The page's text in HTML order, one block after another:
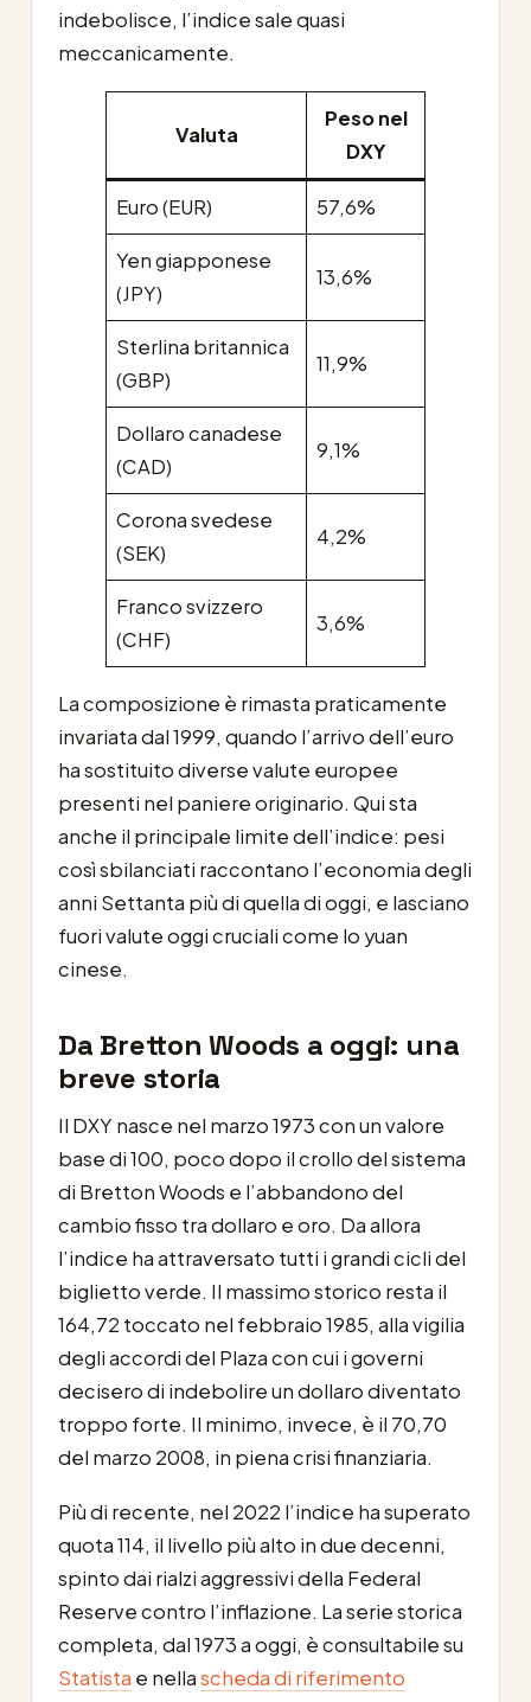
indebolisce, l’indice sale quasi
meccanicamente.
Valuta
Peso nel
DXY
Euro (EUR) 57,6%
Yen giapponese
(JPY)
13,6%
Sterlina britannica
(GBP)
11,9%
Dollaro canadese
(CAD)
9,1%
Corona svedese
(SEK)
4,2%
Franco svizzero
(CHF)
3,6%
La composizione è rimasta praticamente
invariata dal 1999, quando l’arrivo dell’euro
ha sostituito diverse valute europee
presenti nel paniere originario. Qui sta
anche il principale limite dell’indice: pesi
così sbilanciati raccontano l’economia degli
anni Settanta più di quella di oggi, e lasciano
fuori valute oggi cruciali come lo yuan
cinese.
Da Bretton Woods a oggi: una
breve storia
Il DXY nasce nel marzo 1973 con un valore
base di 100, poco dopo il crollo del sistema
di Bretton Woods e l’abbandono del
cambio fisso tra dollaro e oro. Da allora
l’indice ha attraversato tutti i grandi cicli del
biglietto verde. Il massimo storico resta il
164,72 toccato nel febbraio 1985, alla vigilia
degli accordi del Plaza con cui i governi
decisero di indebolire un dollaro diventato
troppo forte. Il minimo, invece, è il 70,70
del marzo 2008, in piena crisi finanziaria.
Più di recente, nel 2022 l’indice ha superato
quota 114, il livello più alto in due decenni,
spinto dai rialzi aggressivi della Federal
Reserve contro l’inflazione. La serie storica
completa, dal 1973 a oggi, è consultabile su
Statista e nellascheda di riferimento